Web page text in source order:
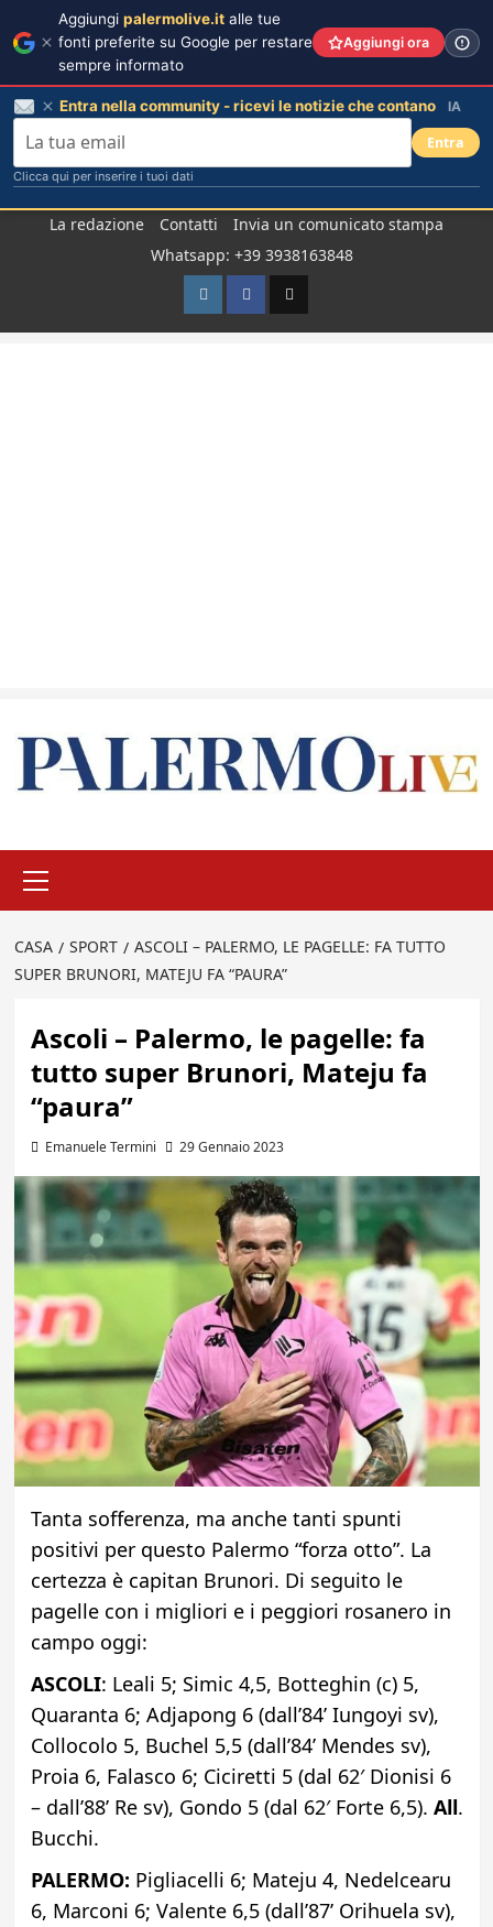
La redazione Contatti
Invia un comunicato stampa
Whatsapp: +39 3938163848
InstagramFacebook
TikTok
principale
CASA SPORT
ASCOLI – PALERMO, LE PAGELLE: FA TUTTO
SUPER BRUNORI, MATEJU FA “PAURA”
Ascoli – Palermo, le pagelle: fa
tutto super Brunori, Mateju fa
“paura”
Emanuele Termini 29 Gennaio 2023
Tanta sofferenza, ma anche tanti spunti
positivi per questo Palermo “forza otto”. La
certezza è capitan Brunori. Di seguito le
pagelle con i migliori e i peggiori rosanero in
campo oggi:
ASCOLI: Leali 5; Simic 4,5, Botteghin (c) 5,
Quaranta 6; Adjapong 6 (dall’84’ Iungoyi sv),
Collocolo 5, Buchel 5,5 (dall’84’ Mendes sv),
Proia 6, Falasco 6; Ciciretti 5 (dal 62′ Dionisi 6
– dall’88’ Re sv), Gondo 5 (dal 62′ Forte 6,5). All.
Bucchi.
PALERMO: Pigliacelli 6; Mateju 4, Nedelcearu
6, Marconi 6; Valente 6,5 (dall’87’ Orihuela sv),
Aggiungi palermolive.it alle tue
fonti preferite su Google per restare
sempre informato
Aggiungi ora
Entra nella community - ricevi le notizie che contano IA
Entra
Clicca qui per inserire i tuoi dati